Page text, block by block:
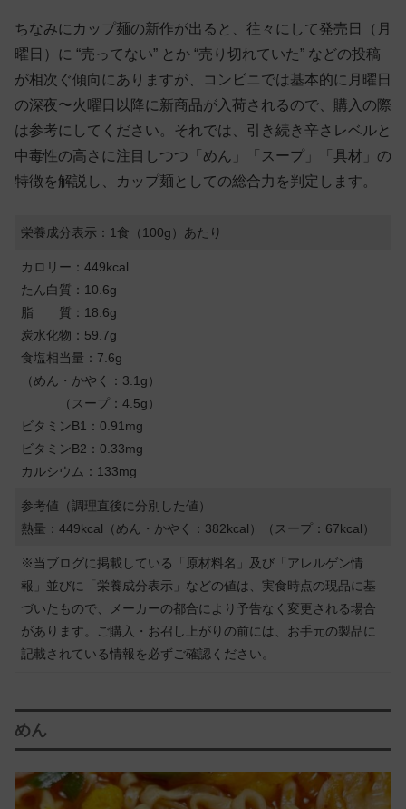
ちなみにカップ麺の新作が出ると、往々にして発売日（月
曜日）に “売ってない” とか “売り切れていた” などの投稿
が相次ぐ傾向にありますが、コンビニでは基本的に月曜日
の深夜〜火曜日以降に新商品が入荷されるので、購入の際
は参考にしてください。それでは、引き続き辛さレベルと
中毒性の高さに注目しつつ「めん」「スープ」「具材」の
特徴を解説し、カップ麺としての総合力を判定します。
栄養成分表示：1食（100g）あたり
カロリー：449kcal
たん白質：10.6g
脂 質：18.6g
炭水化物：59.7g
食塩相当量：7.6g
（めん・かやく：3.1g）
（スープ：4.5g）
ビタミンB1：0.91mg
ビタミンB2：0.33mg
カルシウム：133mg
参考値（調理直後に分別した値）
熱量：449kcal（めん・かやく：382kcal）（スープ：67kcal）
※当ブログに掲載している「原材料名」及び「アレルゲン情
報」並びに「栄養成分表示」などの値は、実食時点の現品に基
づいたもので、メーカーの都合により予告なく変更される場合
があります。ご購入・お召し上がりの前には、お手元の製品に
記載されている情報を必ずご確認ください。
めん